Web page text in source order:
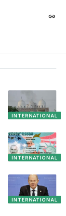
INTERNATIONAL
INTERNATIONAL
INTERNATIONAL